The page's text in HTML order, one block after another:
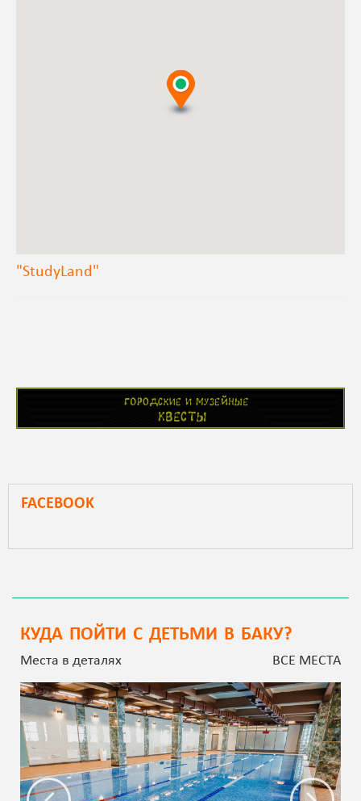
"StudyLand"
FACEBOOK
КУДА ПОЙТИ С ДЕТЬМИ В БАКУ?
Места в деталях ВСЕ МЕСТА